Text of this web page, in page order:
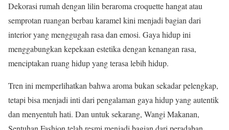
Dekorasi rumah dengan lilin beraroma croquette hangat atau
semprotan ruangan berbau karamel kini menjadi bagian dari
interior yang menggugah rasa dan emosi. Gaya hidup ini
menggabungkan kepekaan estetika dengan kenangan rasa,
menciptakan ruang hidup yang terasa lebih hidup.
Tren ini memperlihatkan bahwa aroma bukan sekadar pelengkap,
tetapi bisa menjadi inti dari pengalaman gaya hidup yang autentik
dan menyentuh hati. Dan untuk sekarang, Wangi Makanan,